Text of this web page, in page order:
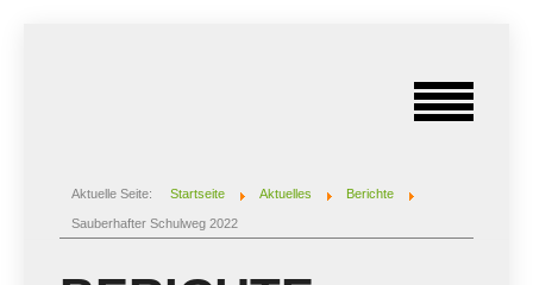
Aktuelle Seite: Startseite Aktuelles Berichte
Sauberhafter Schulweg 2022